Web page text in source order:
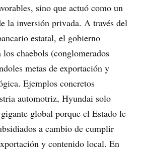
sino que actuó como un
la inversión privada. A través del
estatal, el gobierno
chaebols (conglomerados
metas de exportación y
Ejemplos concretos
automotriz, Hyundai solo
global porque el Estado le
a cambio de cumplir
y contenido local. En